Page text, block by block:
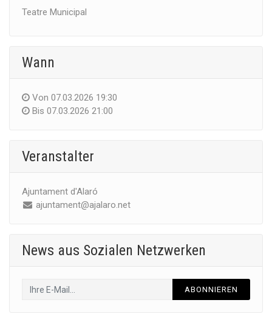
Teatre Municipal
Wann
Von 07.03.2026 19:30
Bis 07.03.2026 21:00
Veranstalter
Ajuntament d'Alaró
ajuntament@ajalaro.net
News aus Sozialen Netzwerken
ABONNIEREN